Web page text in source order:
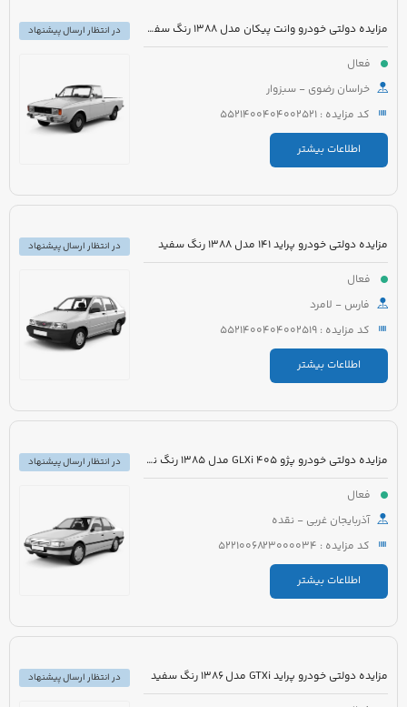
مزایده دولتی خودرو وانت پیکان مدل 1388 رنگ سفید شیری
فعال
خراسان رضوی - سبزوار
کد مزایده : 5521400404002521
اطلاعات بیشتر
در انتظار ارسال پیشنهاد
مزایده دولتی خودرو پراید 141 مدل 1388 رنگ سفید
فعال
فارس - لامرد
کد مزایده : 5521400404002519
اطلاعات بیشتر
در انتظار ارسال پیشنهاد
مزایده دولتی خودرو پژو 405 GLXi مدل 1385 رنگ نقره ای
فعال
آذربایجان غربی - نقده
کد مزایده : 5221006823000034
اطلاعات بیشتر
در انتظار ارسال پیشنهاد
مزایده دولتی خودرو پراید GTXi مدل 1386 رنگ سفید
در انتظار ارسال پیشنهاد